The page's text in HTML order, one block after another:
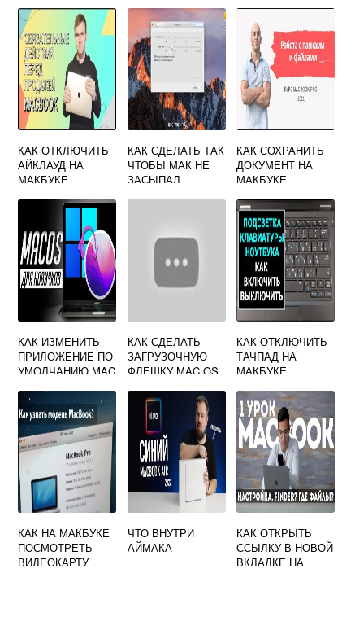
КАК ОТКЛЮЧИТЬ
АЙКЛАУД НА
МАКБУКЕ
КАК СДЕЛАТЬ ТАК
ЧТОБЫ МАК НЕ
ЗАСЫПАЛ
КАК СОХРАНИТЬ
ДОКУМЕНТ НА
МАКБУКЕ
КАК ИЗМЕНИТЬ
ПРИЛОЖЕНИЕ ПО
УМОЛЧАНИЮ MAC
КАК СДЕЛАТЬ
ЗАГРУЗОЧНУЮ
ФЛЕШКУ MAC OS
КАК ОТКЛЮЧИТЬ
ТАЧПАД НА
МАКБУКЕ
КАК НА МАКБУКЕ
ПОСМОТРЕТЬ
ВИДЕОКАРТУ
ЧТО ВНУТРИ
АЙМАКА
КАК ОТКРЫТЬ
ССЫЛКУ В НОВОЙ
ВКЛАДКЕ НА